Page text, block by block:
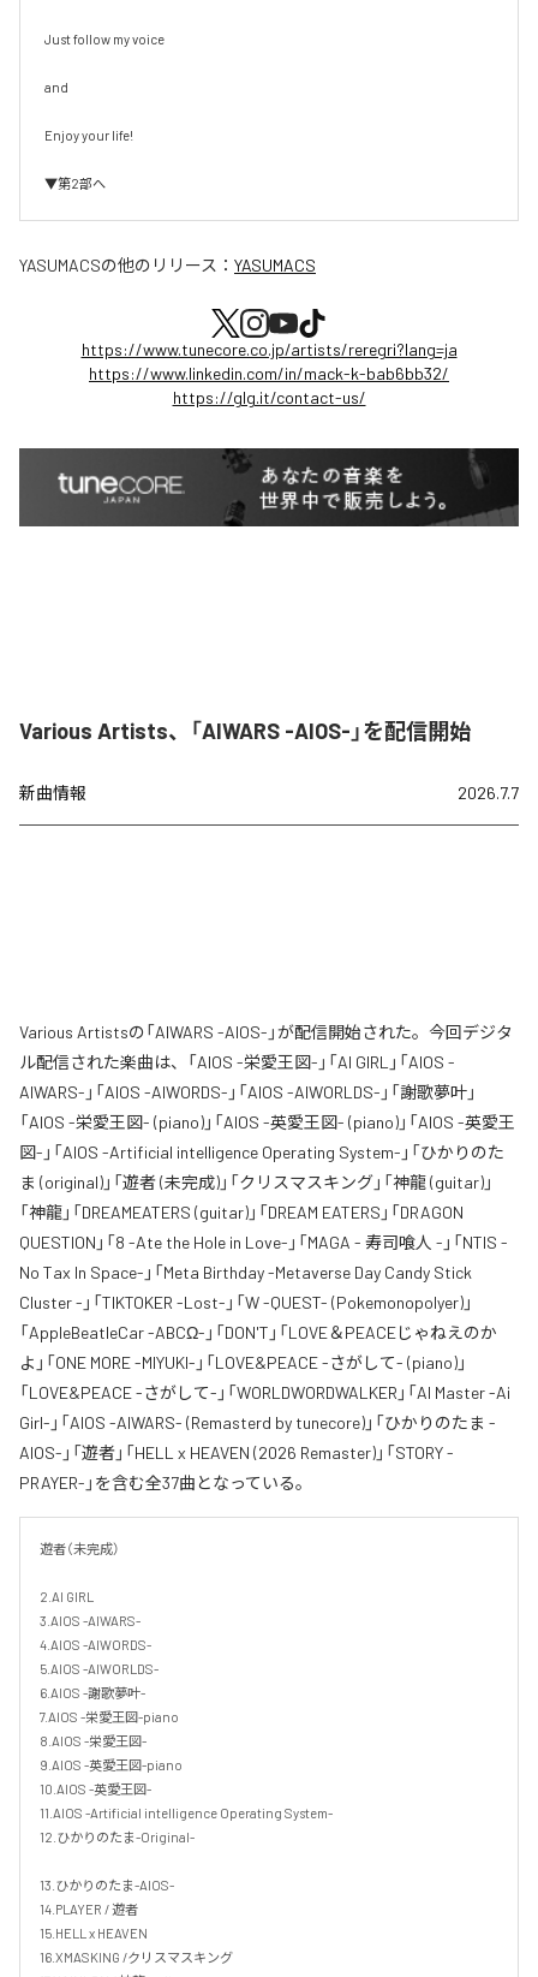
Just follow my voice
and
Enjoy your life!
▼第2部へ
YASUMACSの他のリリース： YASUMACS
https://www.tunecore.co.jp/artists/reregri?lang=ja
https://www.linkedin.com/in/mack-k-bab6bb32/
https://glg.it/contact-us/
Various Artists、「AIWARS -AIOS-」を配信開始
新曲情報 2026.7.7
Various Artistsの「AIWARS -AIOS-」が配信開始された。今回デジタ
ル配信された楽曲は、「AIOS -栄愛王図-」「AI GIRL」「AIOS -
AIWARS-」「AIOS -AIWORDS-」「AIOS -AIWORLDS-」「謝歌夢叶」
「AIOS -栄愛王図- (piano)」「AIOS -英愛王図- (piano)」「AIOS -英愛王
図-」「AIOS -Artificial intelligence Operating System-」「ひかりのた
ま (original)」「遊者 (未完成)」「クリスマスキング」「神龍 (guitar)」
「神龍」「DREAMEATERS (guitar)」「DREAM EATERS」「DRAGON
QUESTION」「8 -Ate the Hole in Love-」「MAGA - 寿司喰人 -」「NTIS -
No Tax In Space-」「Meta Birthday -Metaverse Day Candy Stick
Cluster -」「TIKTOKER -Lost-」「W -QUEST- (Pokemonopolyer)」
「AppleBeatleCar -ABCΩ-」「DON'T」「LOVE＆PEACEじゃねえのか
よ」「ONE MORE -MIYUKI-」「LOVE&PEACE -さがして- (piano)」
「LOVE&PEACE -さがして-」「WORLDWORDWALKER」「AI Master -Ai
Girl-」「AIOS -AIWARS- (Remasterd by tunecore)」「ひかりのたま -
AIOS-」「遊者」「HELL x HEAVEN (2026 Remaster)」「STORY -
PRAYER-」を含む全37曲となっている。
遊者（未完成）
2.AI GIRL
3.AIOS -AIWARS-
4.AIOS -AIWORDS-
5.AIOS -AIWORLDS-
6.AIOS -謝歌夢叶-
7.AIOS -栄愛王図-piano
8.AIOS -栄愛王図-
9.AIOS -英愛王図-piano
10.AIOS -英愛王図-
11.AIOS -Artificial intelligence Operating System-
12.ひかりのたま-Original-
13.ひかりのたま-AIOS-
14.PLAYER / 遊者
15.HELL x HEAVEN
16.XMASKING /クリスマスキング